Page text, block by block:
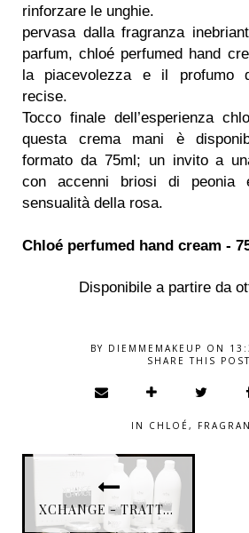
rinforzare le unghie.
pervasa dalla fragranza
parfum, chloé perfumed hand
la piacevolezza e il profumo
recise.
Tocco finale dell’esperienza
questa crema mani è
formato da 75ml; un invito a
con accenni briosi di
sensualità della rosa.
Chloé perfumed hand cream -
Disponibile a partire da
BY DIEMMEMAKEUP ON
SHARE THIS POST
IN CHLOÉ ,
XCHANGE - TRATTAMENTO PER CAPELLI SENSIBILI E DANNEGGIATI.